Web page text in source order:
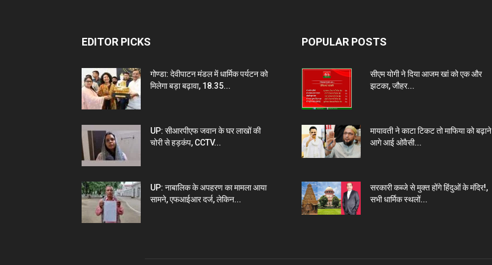
EDITOR PICKS
गोण्डा: देवीपाटन मंडल में धार्मिक पर्यटन को
मिलेगा बड़ा बढ़ावा, 18.35...
UP: सीआरपीएफ जवान के घर लाखों की
चोरी से हड़कंप, CCTV...
UP: नाबालिक के अपहरण का मामला आया
सामने, एफआईआर दर्ज, लेकिन...
POPULAR POSTS
सीएम योगी ने दिया आजम खां को एक और
झटका, जौहर...
मायावती ने काटा टिकट तो माफिया को बढ़ाने
आगे आई ओवैसी...
सरकारी कब्जे से मुक्त होंगे हिंदुओं के मंदिर!,
सभी धार्मिक स्थलों...